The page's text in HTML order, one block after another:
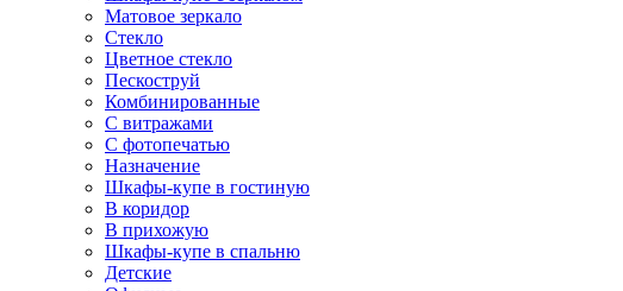
Матовое зеркало
Стекло
Цветное стекло
Пескоструй
Комбинированные
С витражами
С фотопечатью
Назначение
Шкафы-купе в гостиную
В коридор
В прихожую
Шкафы-купе в спальню
Детские